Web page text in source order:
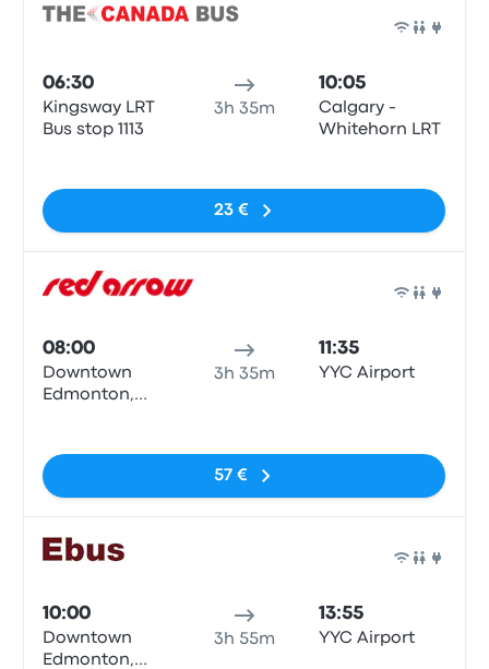
06:30
Kingsway LRT
Bus stop 1113
3h 35m
10:05
Calgary -
Whitehorn LRT
23 €
08:00
Downtown
Edmonton,
3h 35m
11:35
YYC Airport
57 €
10:00
Downtown
Edmonton,
3h 55m
13:55
YYC Airport